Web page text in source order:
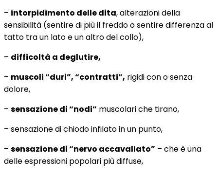
– intorpidimento delle dita, alterazioni della
sensibilità (sentire di più il freddo o sentire differenza al
tatto tra un lato e un altro del collo),
– difficoltà a deglutire,
– muscoli “duri”, “contratti”, rigidi con o senza
dolore,
– sensazione di “nodi” muscolari che tirano,
– sensazione di chiodo infilato in un punto,
– sensazione di “nervo accavallato” – che è una
delle espressioni popolari più diffuse,